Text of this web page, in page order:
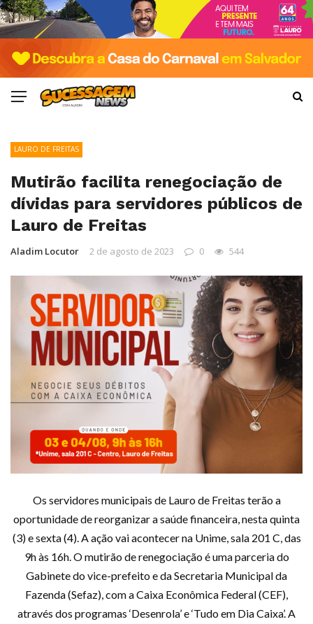
LAURO DE FREITAS
Mutirão facilita renegociação de
dívidas para servidores públicos de
Lauro de Freitas
Aladim Locutor 2 de agosto de 2023 0 544
Os servidores municipais de Lauro de Freitas terão a
oportunidade de reorganizar a saúde financeira, nesta quinta
(3) e sexta (4). A ação vai acontecer na Unime, sala 201 C, das
9h às 16h. O mutirão de renegociação é uma parceria do
Gabinete do vice-prefeito e da Secretaria Municipal da
Fazenda (Sefaz), com a Caixa Econômica Federal (CEF),
através dos programas ‘Desenrola’ e ‘Tudo em Dia Caixa’. A